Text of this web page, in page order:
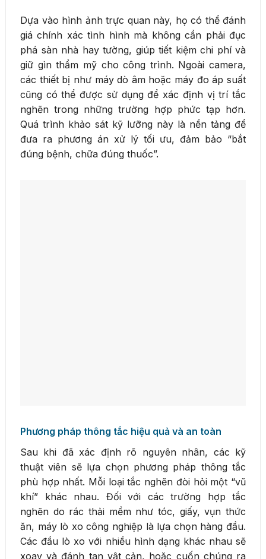
Dựa vào hình ảnh trực quan này, họ có thể đánh
giá chính xác tình hình mà không cần phải đục
phá sàn nhà hay tường, giúp tiết kiệm chi phí và
giữ gìn thẩm mỹ cho công trình. Ngoài camera,
các thiết bị như máy dò âm hoặc máy đo áp suất
cũng có thể được sử dụng để xác định vị trí tắc
nghẽn trong những trường hợp phức tạp hơn.
Quá trình khảo sát kỹ lưỡng này là nền tảng để
đưa ra phương án xử lý tối ưu, đảm bảo “bắt
đúng bệnh, chữa đúng thuốc”.
Phương pháp thông tắc hiệu quả và an toàn
Sau khi đã xác định rõ nguyên nhân, các kỹ
thuật viên sẽ lựa chọn phương pháp thông tắc
phù hợp nhất. Mỗi loại tắc nghẽn đòi hỏi một “vũ
khí” khác nhau. Đối với các trường hợp tắc
nghẽn do rác thải mềm như tóc, giấy, vụn thức
ăn, máy lò xo công nghiệp là lựa chọn hàng đầu.
Các đầu lò xo với nhiều hình dạng khác nhau sẽ
xoay và đánh tan vật cản, hoặc cuốn chúng ra